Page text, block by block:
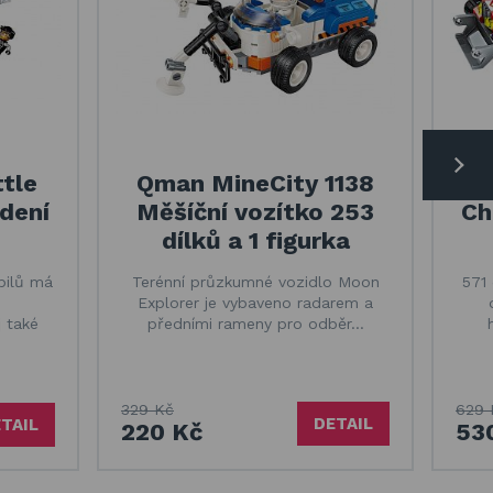
má
také
Qman MineCity 1138
Měšíční vozítko 253
dílků a 1 figurka
Terénní průzkumné vozidlo Moon
Explorer je vybaveno radarem a
předními rameny pro odběr…
329 Kč
220 Kč DETAIL
629